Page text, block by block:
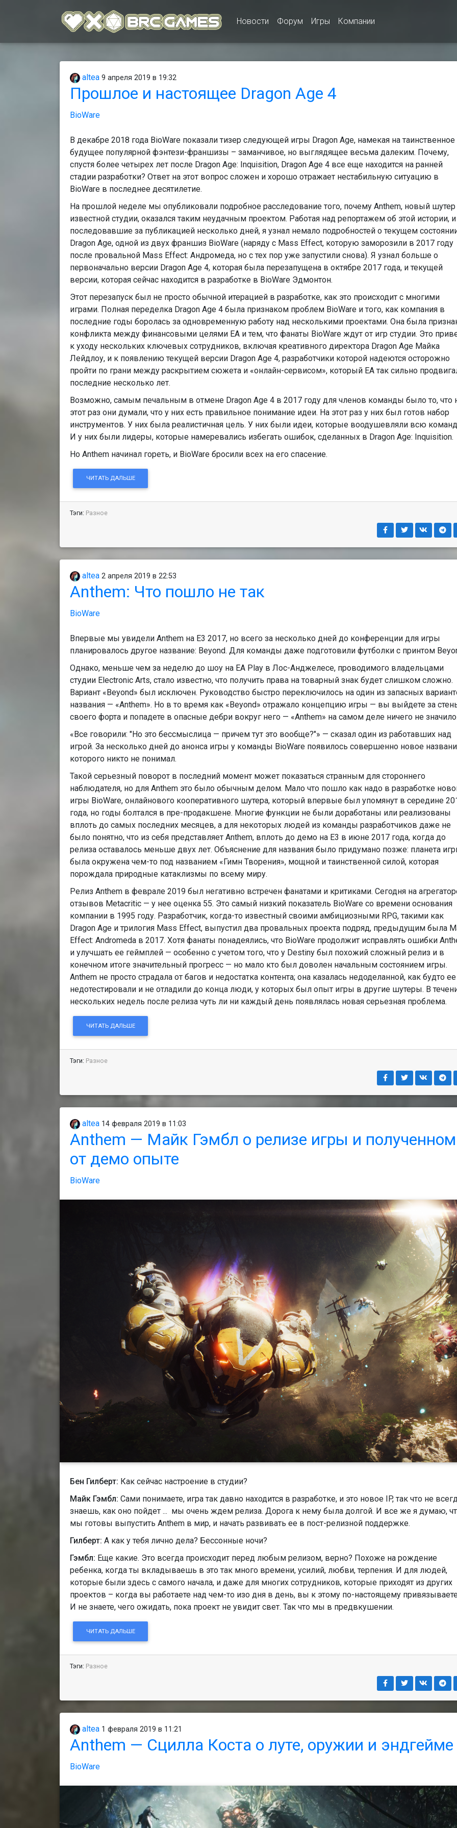
Новости Форум Игры Компании
altea 9 апреля 2019 в 19:32
Прошлое и настоящее Dragon Age 4
BioWare
В декабре 2018 года BioWare показали тизер следующей игры Dragon Age, намекая на таинственное
будущее популярной фэнтези-франшизы – заманчивое, но выглядящее весьма далеким. Почему,
спустя более четырех лет после Dragon Age: Inquisition, Dragon Age 4 все еще находится на ранней
стадии разработки? Ответ на этот вопрос сложен и хорошо отражает нестабильную ситуацию в
BioWare в последнее десятилетие.
На прошлой неделе мы опубликовали подробное расследование того, почему Anthem, новый шутер
известной студии, оказался таким неудачным проектом. Работая над репортажем об этой истории, и
последовавшие за публикацией несколько дней, я узнал немало подробностей о текущем
Dragon Age, одной из двух франшиз BioWare (наряду с Mass Effect, которую заморозили в 2017 году
после провальной Mass Effect: Андромеда, но с тех пор уже запустили снова). Я узнал больше о
первоначально версии Dragon Age 4, которая была перезапущена в октябре 2017 года, и текущей
версии, которая сейчас находится в разработке в BioWare Эдмонтон.
Этот перезапуск был не просто обычной итерацией в разработке, как это происходит с многими
играми. Полная переделка Dragon Age 4 была признаком проблем BioWare и того, как компания в
последние годы боролась за одновременную работу над несколькими проектами. Она была
конфликта между финансовыми целями EA и тем, что фанаты BioWare ждут от игр студии. Это
к уходу нескольких ключевых сотрудников, включая креативного директора Dragon Age Майка
Лейдлоу, и к появлению текущей версии Dragon Age 4, разработчики которой надеются осторожно
пройти по грани между раскрытием сюжета и «онлайн-сервисом», который EA так сильно
последние несколько лет.
Возможно, самым печальным в отмене Dragon Age 4 в 2017 году для членов команды было то, что
этот раз они думали, что у них есть правильное понимание идеи. На этот раз у них был готов набор
инструментов. У них была реалистичная цель. У них были идеи, которые воодушевляли всю
И у них были лидеры, которые намеревались избегать ошибок, сделанных в Dragon Age: Inquisition.
Но Anthem начинал гореть, и BioWare бросили всех на его спасение.
ЧИТАТЬ ДАЛЬШЕ
Тэги: Разное
altea 2 апреля 2019 в 22:53
Anthem: Что пошло не так
BioWare
Впервые мы увидели Anthem на E3 2017, но всего за несколько дней до конференции для игры
планировалось другое название: Beyond. Для команды даже подготовили футболки с принтом
Однако, меньше чем за неделю до шоу на EA Play в Лос-Анджелесе, проводимого владельцами
студии Electronic Arts, стало известно, что получить права на товарный знак будет слишком сложно.
Вариант «Beyond» был исключен. Руководство быстро переключилось на один из запасных
названия — «Anthem». Но в то время как «Beyond» отражало концепцию игры — вы выйдете за
своего форта и попадете в опасные дебри вокруг него — «Anthem» на самом деле ничего не
«Все говорили: "Но это бессмыслица — причем тут это вообще?"» — сказал один из работавших над
игрой. За несколько дней до анонса игры у команды BioWare появилось совершенно новое
которого никто не понимал.
Такой серьезный поворот в последний момент может показаться странным для стороннего
наблюдателя, но для Anthem это было обычным делом. Мало что пошло как надо в разработке
игры BioWare, онлайнового кооперативного шутера, который впервые был упомянут в середине
года, но годы болтался в пре-продакшене. Многие функции не были доработаны или реализованы
вплоть до самых последних месяцев, а для некоторых людей из команды разработчиков даже не
было понятно, что из себя представляет Anthem, вплоть до демо на E3 в июне 2017 года, когда до
релиза оставалось меньше двух лет. Объяснение для названия было придумано позже: планета
была окружена чем-то под названием «Гимн Творения», мощной и таинственной силой, которая
порождала природные катаклизмы по всему миру.
Релиз Anthem в феврале 2019 был негативно встречен фанатами и критиками. Сегодня на
отзывов Metacritic — у нее оценка 55. Это самый низкий показатель BioWare со времени основания
компании в 1995 году. Разработчик, когда-то известный своими амбициозными RPG, такими как
Dragon Age и трилогия Mass Effect, выпустил два провальных проекта подряд, предыдущим была
Effect: Andromeda в 2017. Хотя фанаты понадеялись, что BioWare продолжит исправлять ошибки
и улучшать ее геймплей — особенно с учетом того, что у Destiny был похожий сложный релиз и в
конечном итоге значительный прогресс — но мало кто был доволен начальным состоянием игры.
Anthem не просто страдала от багов и недостатка контента; она казалась недоделанной, как будто ее
недотестировали и не отладили до конца люди, у которых был опыт игры в другие шутеры. В
нескольких недель после релиза чуть ли ни каждый день появлялась новая серьезная проблема.
ЧИТАТЬ ДАЛЬШЕ
Тэги: Разное
altea 14 февраля 2019 в 11:03
Anthem — Майк Гэмбл о релизе игры и полученном
от демо опыте
BioWare
Бен Гилберт: Как сейчас настроение в студии?
Майк Гэмбл: Сами понимаете, игра так давно находится в разработке, и это новое IP, так что не
знаешь, как оно пойдет ... мы очень ждем релиза. Дорога к нему была долгой. И все же я думаю,
мы готовы выпустить Anthem в мир, и начать развивать ее в пост-релизной поддержке.
Гилберт: А как у тебя лично дела? Бессонные ночи?
Гэмбл: Еще какие. Это всегда происходит перед любым релизом, верно? Похоже на рождение
ребенка, когда ты вкладываешь в это так много времени, усилий, любви, терпения. И для людей,
которые были здесь с самого начала, и даже для многих сотрудников, которые приходят из других
проектов – когда вы работаете над чем-то изо дня в день, вы к этому по-настоящему
И не знаете, чего ожидать, пока проект не увидит свет. Так что мы в предвкушении.
ЧИТАТЬ ДАЛЬШЕ
Тэги: Разное
altea 1 февраля 2019 в 11:21
Anthem — Сцилла Коста о луте, оружии и эндгейме
BioWare